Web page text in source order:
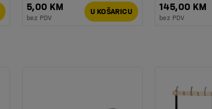
5,00 KM
bez PDV
U KOŠARICU 145,00 KM
bez PDV